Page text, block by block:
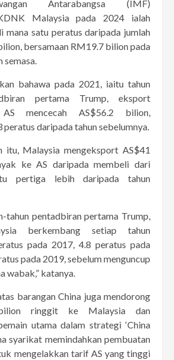
Antarabangsa (IMF)
Malaysia pada 2024 ialah
mana satu peratus daripada jumlah
bersamaan RM19.7 bilion pada
semasa.
bahawa pada 2021, iaitu tahun
pertama Trump, eksport
mencecah AS$56.2 bilion,
peratus daripada tahun sebelumnya.
itu, Malaysia mengeksport AS$41
ke AS daripada membeli dari
pertiga lebih daripada tahun
tahun pentadbiran pertama Trump,
berkembang setiap tahun
pada 2017, 4.8 peratus pada
pada 2019, sebelum menguncup
wabak,” katanya.
barangan China juga mendorong
ringgit ke Malaysia dan
utama dalam strategi ‘China
syarikat memindahkan pembuatan
mengelakkan tarif AS yang tinggi